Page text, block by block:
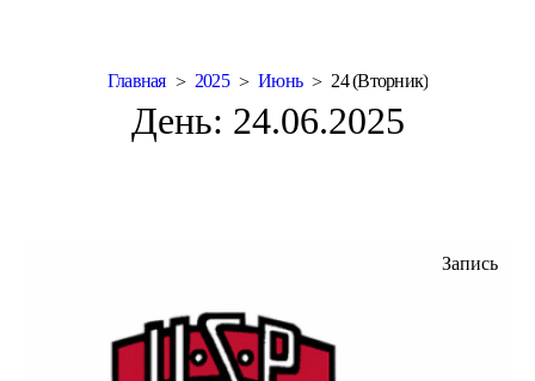
Главная 2025 Июнь 24 (Вторник)
День: 24.06.2025
Запись